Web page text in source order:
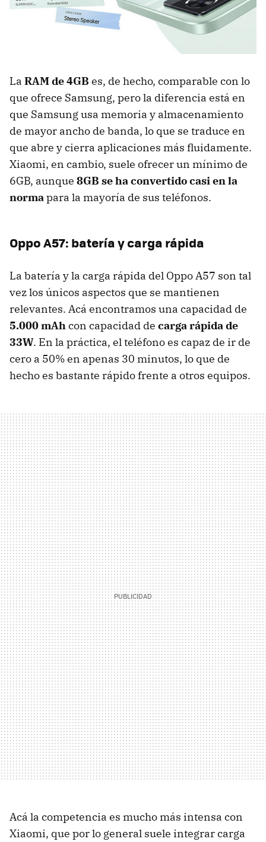
La RAM de 4GB es, de hecho, comparable con lo
que ofrece Samsung, pero la diferencia está en
que Samsung usa memoria y almacenamiento
de mayor ancho de banda, lo que se traduce en
que abre y cierra aplicaciones más fluidamente.
Xiaomi, en cambio, suele ofrecer un mínimo de
6GB, aunque 8GB se ha convertido casi en la
normapara la mayoría de sus teléfonos.
Oppo A57: batería y carga rápida
La batería y la carga rápida del Oppo A57 son tal
vez los únicos aspectos que se mantienen
relevantes. Acá encontramos una capacidad de
5.000 mAhcon capacidad de carga rápida de
33W. En la práctica, el teléfono es capaz de ir de
cero a 50% en apenas 30 minutos, lo que de
hecho es bastante rápido frente a otros equipos.
Acá la competencia es mucho más intensa con
Xiaomi, que por lo general suele integrar carga